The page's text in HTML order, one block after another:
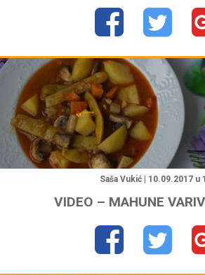
Saša Vukić | 10.09.2017 u
VIDEO – MAHUNE